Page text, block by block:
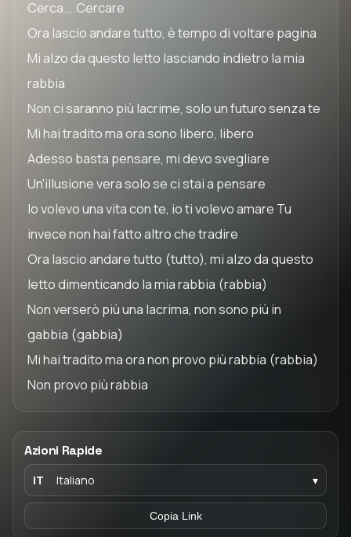
Azioni Rapide
IT Italiano ▾
Copia Link
Cerca....Cercare
Ora lascio andare tutto, è tempo di voltare pagina
Mi alzo da questo letto lasciando indietro la mia
rabbia
Non ci saranno più lacrime, solo un futuro senza te
Mi hai tradito ma ora sono libero, libero
Adesso basta pensare, mi devo svegliare
Un'illusione vera solo se ci stai a pensare
Io volevo una vita con te, io ti volevo amare Tu
invece non hai fatto altro che tradire
Ora lascio andare tutto (tutto), mi alzo da questo
letto dimenticando la mia rabbia (rabbia)
Non verserò più una lacrima, non sono più in
gabbia (gabbia)
Mi hai tradito ma ora non provo più rabbia (rabbia)
Non provo più rabbia